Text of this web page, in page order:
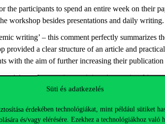
Süti és adatkezelés
érdekében technológiákat, mint például sütiket
és/vagy elérésére. Ezekhez a technológiákhoz való
the participants to spend an entire week on their
workshop besides presentations and daily writing.
writing’ – this comment perfectly summarizes
provided a clear structure of an article and
with the aim of further increasing their
papers in prestigious international